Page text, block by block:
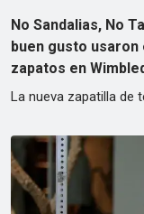
No Sandalias, No
buen gusto
zapatos en
La nueva zapatilla de